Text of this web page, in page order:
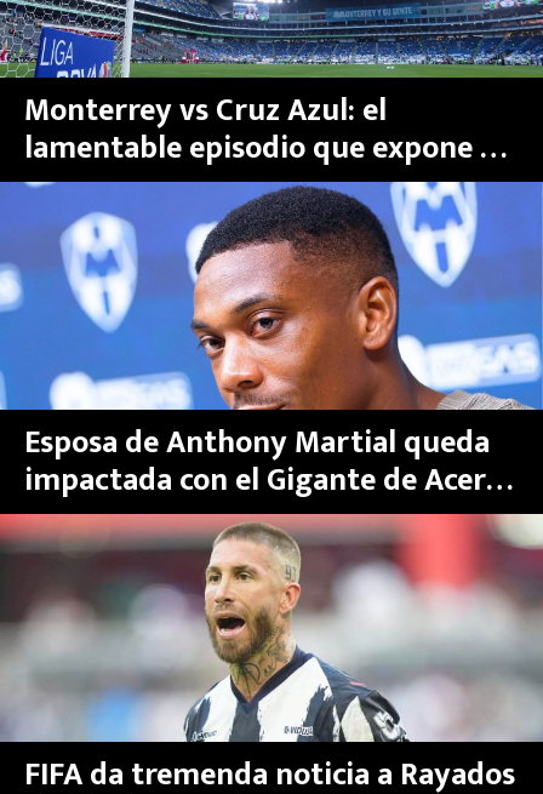
Monterrey vs Cruz Azul: el
lamentable episodio que expone al
Gigante de Acero previo al Mundial
2026
Esposa de Anthony Martial queda
impactada con el Gigante de Acero
y así reaccionó a la casa de Rayados
de Monterrey
FIFA da tremenda noticia a Rayados